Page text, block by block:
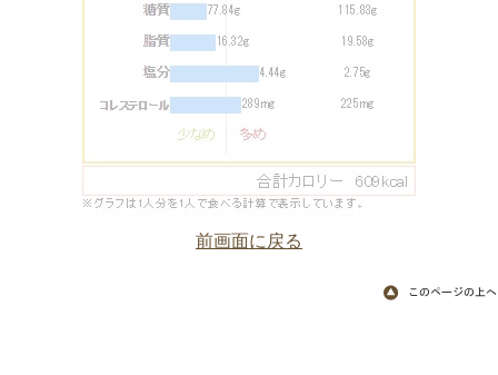
前画面に戻る